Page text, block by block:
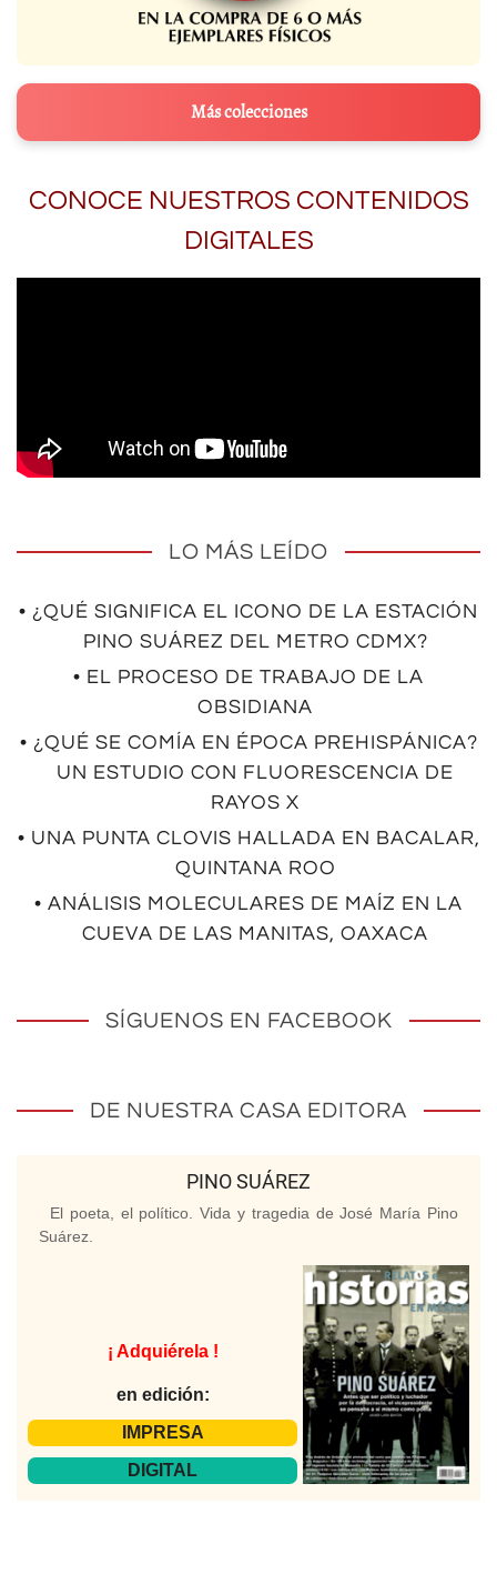
Más colecciones
CONOCE NUESTROS CONTENIDOS
DIGITALES
LO MÁS LEÍDO
• ¿QUÉ SIGNIFICA EL ICONO DE LA ESTACIÓN
PINO SUÁREZ DEL METRO CDMX?
• EL PROCESO DE TRABAJO DE LA
OBSIDIANA
• ¿QUÉ SE COMÍA EN ÉPOCA PREHISPÁNICA?
UN ESTUDIO CON FLUORESCENCIA DE
RAYOS X
• UNA PUNTA CLOVIS HALLADA EN BACALAR,
QUINTANA ROO
• ANÁLISIS MOLECULARES DE MAÍZ EN LA
CUEVA DE LAS MANITAS, OAXACA
SÍGUENOS EN FACEBOOK
DE NUESTRA CASA EDITORA
PINO SUÁREZ
El poeta, el político. Vida y tragedia de José María Pino
Suárez.
¡ Adquiérela !
en edición:
IMPRESA
DIGITAL